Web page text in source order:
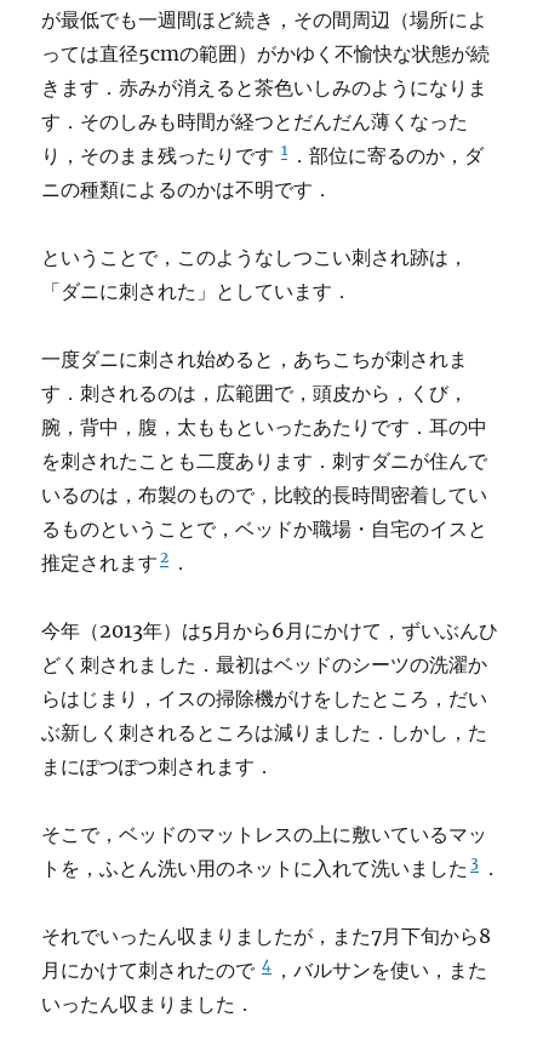
が最低でも一週間ほど続き，その間周辺（場所によ
っては直径5cmの範囲）がかゆく不愉快な状態が続
きます．赤みが消えると茶色いしみのようになりま
す．そのしみも時間が経つとだんだん薄くなった
り，そのまま残ったりです 1 ．部位に寄るのか，ダ
ニの種類によるのかは不明です．
ということで，このようなしつこい刺され跡は，
「ダニに刺された」としています．
一度ダニに刺され始めると，あちこちが刺されま
す．刺されるのは，広範囲で，頭皮から，くび，
腕，背中，腹，太ももといったあたりです．耳の中
を刺されたことも二度あります．刺すダニが住んで
いるのは，布製のもので，比較的長時間密着してい
るものということで，ベッドか職場・自宅のイスと
推定されます 2 ．
今年（2013年）は5月から6月にかけて，ずいぶんひ
どく刺されました．最初はベッドのシーツの洗濯か
らはじまり，イスの掃除機がけをしたところ，だい
ぶ新しく刺されるところは減りました．しかし，た
まにぽつぽつ刺されます．
そこで，ベッドのマットレスの上に敷いているマッ
トを，ふとん洗い用のネットに入れて洗いました 3 ．
それでいったん収まりましたが，また7月下旬から8
月にかけて刺されたので 4 ，バルサンを使い，また
いったん収まりました．